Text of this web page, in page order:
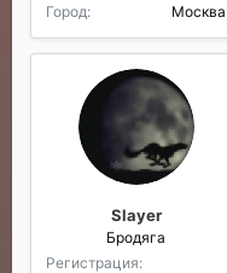
Город
Москва
Slayer
Бродяга
Регистрация